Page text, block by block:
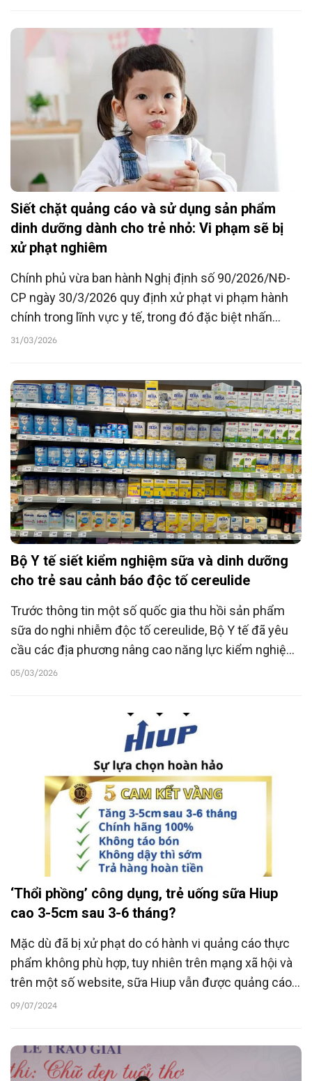
bước vào giai đoạn tăng trưởng mới.
Siết chặt quảng cáo và sử dụng sản phẩm
dinh dưỡng dành cho trẻ nhỏ: Vi phạm sẽ bị
xử phạt nghiêm
Chính phủ vừa ban hành Nghị định số 90/2026/NĐ-
CP ngày 30/3/2026 quy định xử phạt vi phạm hành
chính trong lĩnh vực y tế, trong đó đặc biệt nhấn
mạnh các hành vi vi phạm liên quan đến kinh doanh
31/03/2026
Bộ Y tế siết kiểm nghiệm sữa và dinh dưỡng
cho trẻ sau cảnh báo độc tố cereulide
Trước thông tin một số quốc gia thu hồi sản phẩm
sữa do nghi nhiễm độc tố cereulide, Bộ Y tế đã yêu
cầu các địa phương nâng cao năng lực kiểm nghiệm
và tăng cường giám sát chặt chẽ các sản phẩm sữa,
05/03/2026
‘Thổi phồng’ công dụng, trẻ uống sữa Hiup
cao 3-5cm sau 3-6 tháng?
Mặc dù đã bị xử phạt do có hành vi quảng cáo thực
phẩm không phù hợp, tuy nhiên trên mạng xã hội và
trên một số website, sữa Hiup vẫn được quảng cáo
‘thổi phồng’, sẽ tăng 3-5cm chiều cao sau 3-6 tháng.
09/07/2024